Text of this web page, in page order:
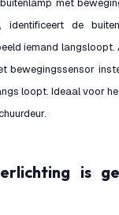
met
identificeert de
iemand langsloopt.
bewegingssensor
loopt. Ideaal voor